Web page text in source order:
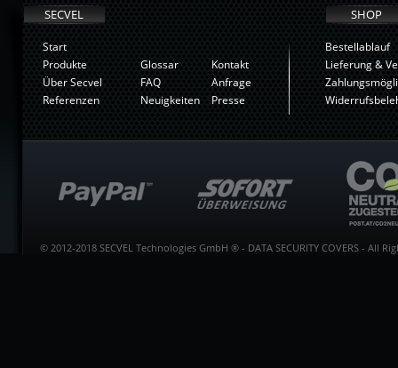
SECVEL
Start
Produkte
Über Secvel
Referenzen
Glossar
FAQ
Neuigkeiten
Kontakt
Anfrage
Presse
SHOP
Bestellablauf
Lieferung &
© 2012-2018 SECVEL Technologies GmbH ® - DATA SECURITY COVERS - All